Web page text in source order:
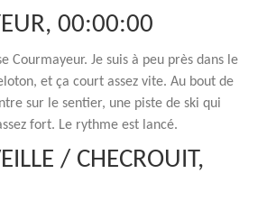
00:00:00
Courmayeur. Je suis à peu près dans le
et ça court assez vite. Au bout de
sur le sentier, une piste de ski qui
fort. Le rythme est lancé.
/ CHECROUIT,